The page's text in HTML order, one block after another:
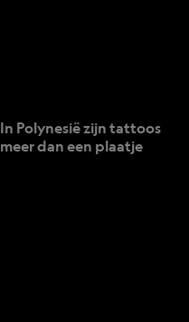
In Polynesië zijn tattoos
meer dan een plaatje